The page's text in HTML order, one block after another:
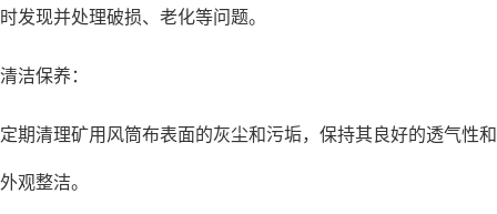
时发现并处理破损、老化等问题。
清洁保养：
定期清理矿用风筒布表面的灰尘和污垢，保持其良好的透气性和
外观整洁。